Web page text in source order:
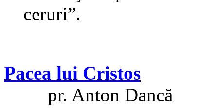
ceruri”.
Pacea lui Cristos
pr. Anton Dancă